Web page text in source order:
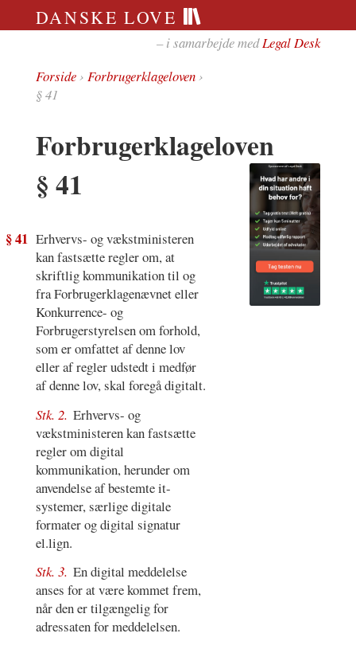
DANSKE LOVE
– i samarbejde medLegal Desk
Forside› Forbrugerklageloven›
§ 41
Forbrugerklageloven
§ 41
§ 41 Erhvervs- og vækstministeren
kan fastsætte regler om, at
skriftlig kommunikation til og
fra Forbrugerklagenævnet eller
Konkurrence- og
Forbrugerstyrelsen om forhold,
som er omfattet af denne lov
eller af regler udstedt i medfør
af denne lov, skal foregå digitalt.
Stk. 2. Erhvervs- og
vækstministeren kan fastsætte
regler om digital
kommunikation, herunder om
anvendelse af bestemte it-
systemer, særlige digitale
formater og digital signatur
el.lign.
Stk. 3. En digital meddelelse
anses for at være kommet frem,
når den er tilgængelig for
adressaten for meddelelsen.